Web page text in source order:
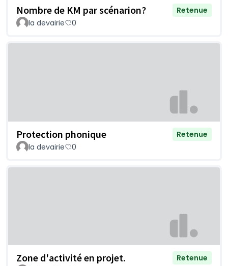
Nombre de KM par scénarion?
Retenue
la devairie
0
Protection phonique
Retenue
la devairie
0
Zone d'activité en projet.
Retenue